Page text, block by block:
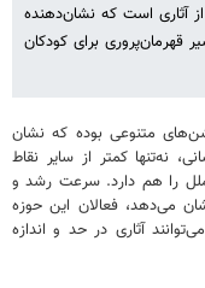
آثاری است که نشان‌دهنده
قهرمان‌پروری برای کودکان
متنوعی بوده که نشان
نه‌تنها کمتر از سایر نقاط
را هم دارد. سرعت رشد و
در ۱۰ سال گذشته نشان می‌دهد، فعالان این حوزه
آثاری در حد و اندازه